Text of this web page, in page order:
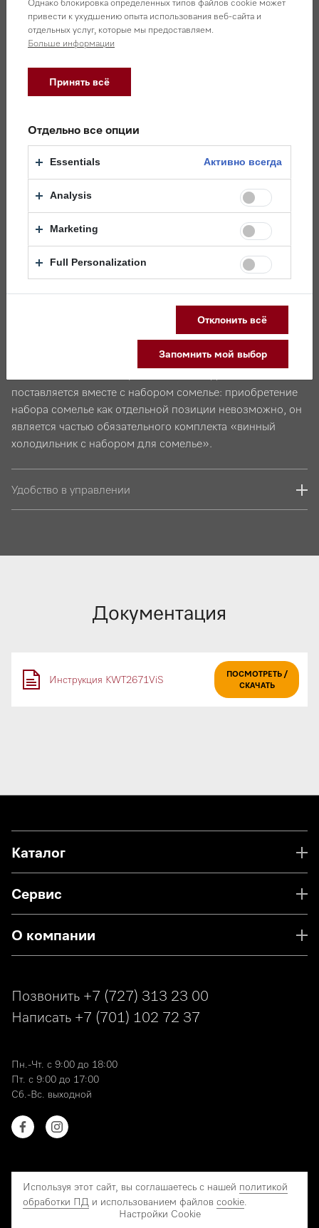
Дверной упор левый
Жесткое крепление мебельного фронта
Подсветка BrilliantLight
Система динамического охлаждения DynaCool
Механизм открывания дверей Push2Open
Режим "Шаббат"
Набор сомелье
Общий объем 366 л (77 бутылок Бордо 0,75 л)
WiFiConn@ct
Оптический и акустический сигналы открытой двери и
изменения температуры
Габариты ниши: 610-613 x 2,134-2,164 x 629 мм
Сертификат соответствия номер ТС RU C-
DE.АЯ46.B.08042/19 с 26.09.2019 по 25.09.2024,
выдавший орган: РОСТЕСТ.
поставляется вместе с набором сомелье: приобретение
набора сомелье как отдельной позиции невозможно, он
является частью обязательного комплекта «винный
холодильник с набором для сомелье».
Удобство в управлении
Документация
Инструкция KWT2671ViS
ПОСМОТРЕТЬ /
СКАЧАТЬ
привести к ухудшению опыта использования веб-сайта и
отдельных услуг, которые мы предоставляем.
Больше информации
Принять всё
Отдельно все опции
Essentials Активно всегда
Analysis
Marketing
Full Personalization
Отклонить всё
Запомнить мой выбор
Каталог
Сервис
О компании
Позвонить +7 (727) 313 23 00
Написать +7 (701) 102 72 37
Пн.-Чт. с 9:00 до 18:00
Пт. с 9:00 до 17:00
Сб.-Вс. выходной
© 2026 Miele. Все права защищены.
Используя этот сайт, вы соглашаетесь с нашей политикой
обработки ПД и использованием файлов cookie
Настройки Cookie